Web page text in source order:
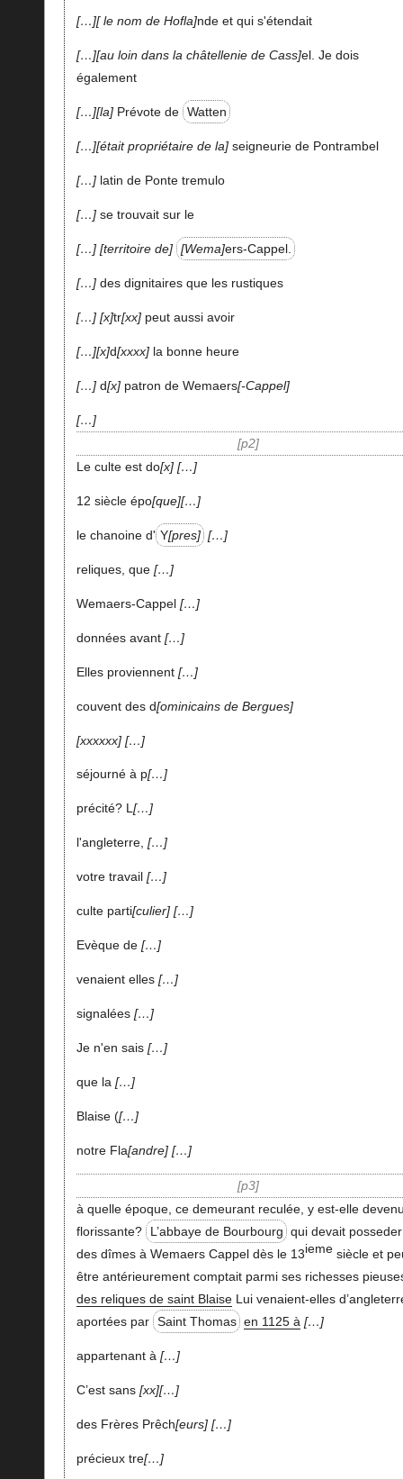
… le nom de Hofla nde et qui s'étendait
… au loin dans la châtellenie de Cass el. Je dois
également
… la Prévote de Watten
… était propriétaire de la seigneurie de Pontrambel
… latin de Ponte tremulo
… se trouvait sur le
… territoire de Wema ers-Cappel.
… des dignitaires que les rustiques
… x tr xx peut aussi avoir
… x d xxxx la bonne heure
… d x patron de Wemaers -Cappel
…
p2
Le culte est do x …
12 siècle épo que …
le chanoine d' Y pres …
reliques, que …
Wemaers-Cappel …
données avant …
Elles proviennent …
couvent des d ominicains de Bergues
xxxxxx …
séjourné à p …
précité? L …
l'angleterre, …
votre travail …
culte parti culier …
Evèque de …
venaient elles …
signalées …
Je n'en sais …
que la …
Blaise ( …
notre Fla andre …
p3
à quelle époque, ce demeurant reculée, y est-elle
florissante?
L’abbaye de Bourbourg qui devait posseder
des dîmes à Wemaers Cappel dès le 13iemesiècle et
être antérieurement comptait parmi ses richesses
des reliques de saint BlaiseLui venaient-elles
aportées par Saint Thomas en 1125 à …
appartenant à …
C’est sans xx …
des Frères Prêch eurs …
précieux tre …